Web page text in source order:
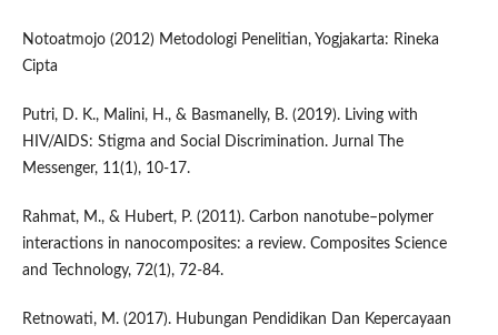
Notoatmojo (2012) Metodologi Penelitian, Yogjakarta: Rineka
Cipta
Putri, D. K., Malini, H., & Basmanelly, B. (2019). Living with
HIV/AIDS: Stigma and Social Discrimination. Jurnal The
Messenger, 11(1), 10-17.
Rahmat, M., & Hubert, P. (2011). Carbon nanotube–polymer
interactions in nanocomposites: a review. Composites Science
and Technology, 72(1), 72-84.
Retnowati, M. (2017). Hubungan Pendidikan Dan Kepercayaan